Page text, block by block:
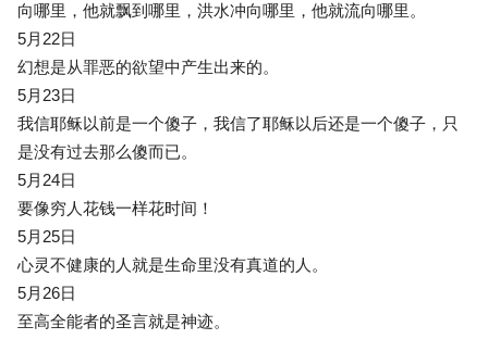
向哪里，他就飘到哪里，洪水冲向哪里，他就流向哪里。
5月22日
幻想是从罪恶的欲望中产生出来的。
5月23日
我信耶稣以前是一个傻子，我信了耶稣以后还是一个傻子，只
是没有过去那么傻而已。
5月24日
要像穷人花钱一样花时间！
5月25日
心灵不健康的人就是生命里没有真道的人。
5月26日
至高全能者的圣言就是神迹。